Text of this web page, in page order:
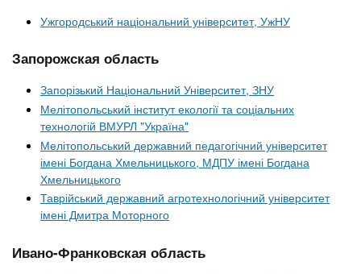
Ужгородський національний університет, УжНУ
Запорожская область
Запорізький Національний Університет, ЗНУ
Мелітопольський інститут екології та соціальних
технологій ВМУРЛ "Україна"
Мелітопольський державний педагогічний університет
імені Богдана Хмельницького, МДПУ імені Богдана
Хмельницького
Таврійський державний агротехнологічний університет
імені Дмитра Моторного
Ивано-Франковская область